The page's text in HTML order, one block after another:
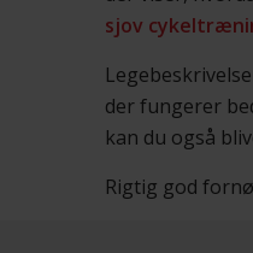
sjov
der fungerer
kan du også
Rigtig god